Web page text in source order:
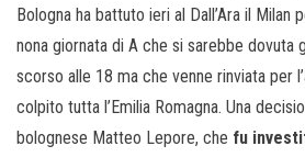
Bologna ha battuto ieri al Dall’Ara il Milan
nona giornata di A che si sarebbe dovuta
scorso alle 18 ma che venne rinviata per
colpito tutta l’Emilia Romagna. Una
bolognese Matteo Lepore, che fu